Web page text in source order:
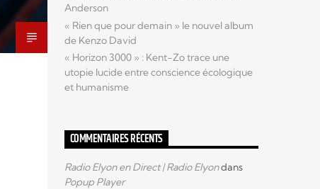
Anderson
« Rien que pour demain » le nouvel album
de Kenzo David
« Horizon 3000 » : Kent-Zo trace une
utopie lucide entre conscience écologique
et humanisme
COMMENTAIRES RÉCENTS
Radio Elyon en Direct | Radio Elyondans
Popup Player